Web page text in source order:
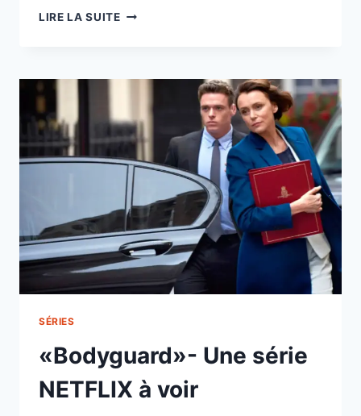
LIRE LA SUITEJUSTICE
SÉRIE
SÉRIES
«Bodyguard»- Une série
NETFLIX à voir